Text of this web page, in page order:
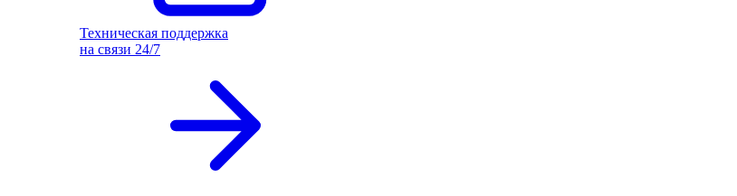
Техническая поддержка
на связи 24/7